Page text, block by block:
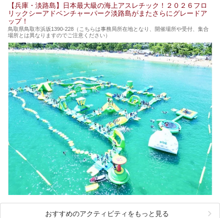
【兵庫・淡路島】日本最大級の海上アスレチック！２０２６フロ
リックシーアドベンチャーパーク淡路島がまたさらにグレードア
ップ！
鳥取県鳥取市浜坂1390‐228（こちらは事務局所在地となり、開催場所や受付、集合
場所とは異なりますのでご注意ください）
おすすめのアクティビティをもっと見る